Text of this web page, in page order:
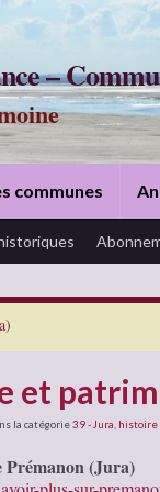
–
communes
et
la catégorie39 - Jura histoire
Prémanon (Jura)